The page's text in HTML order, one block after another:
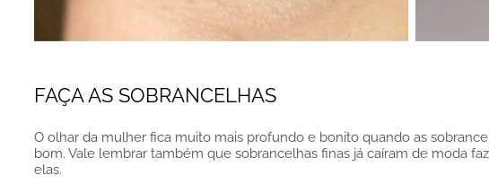
FAÇA AS SOBRANCELHAS
O olhar da mulher fica muito mais profundo e bonito quando as
bom. Vale lembrar também que sobrancelhas finas já caíram de moda
elas.